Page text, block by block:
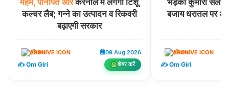
कल्चर लैब; गन्ने का उत्पादन व रिकवरी
बढ़ाएगी सरकार
हरियाणा 09 Aug 2026
✍️ Om Giri शेयर करें
बजाय धरातल पर
हरियाणा
✍️ Om Giri